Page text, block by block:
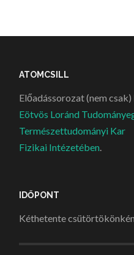
ATOMCSILL
Előadássorozat (nem csak)
Eötvös Loránd
Természettudományi Kar
Fizikai Intézetében
IDŐPONT
Kéthetente